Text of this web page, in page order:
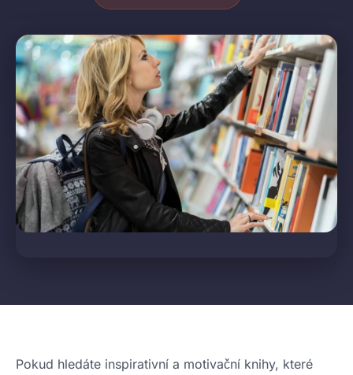
Pokud hledáte inspirativní a motivační knihy, které